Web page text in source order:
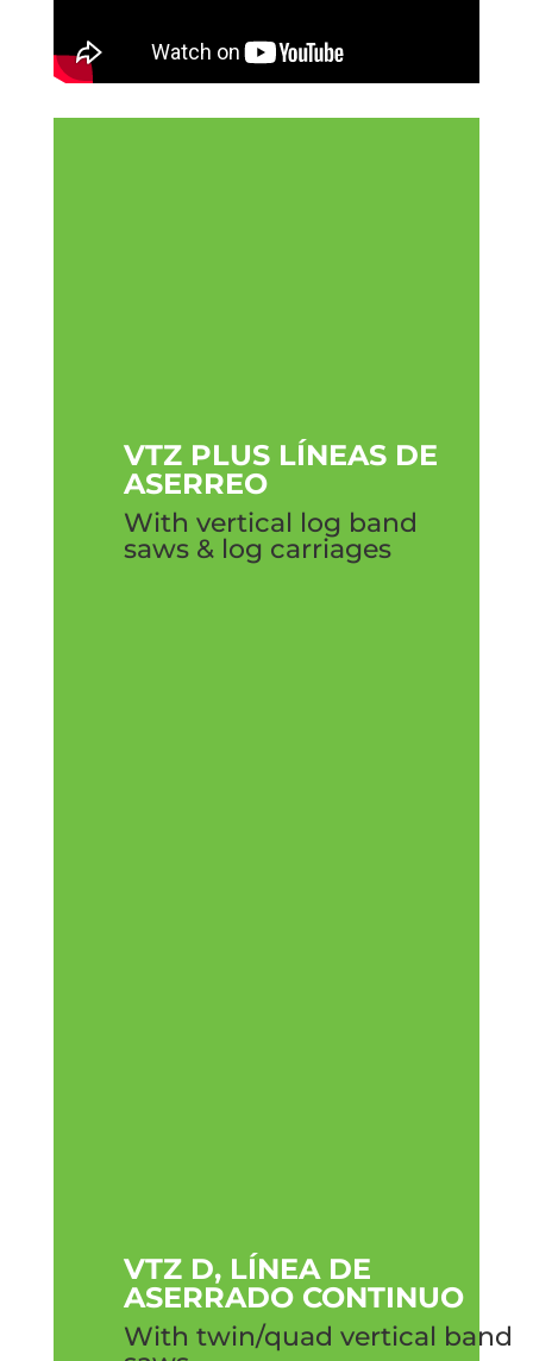
VTZ PLUS LÍNEAS DE
ASERREO
With vertical log band
saws & log carriages
VTZ D, LÍNEA DE
ASERRADO CONTINUO
With twin/quad vertical band